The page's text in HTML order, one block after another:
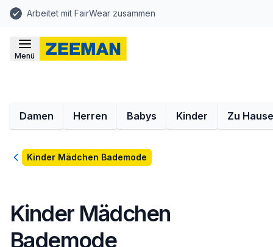
Arbeitet mit FairWear zusammen
Menü
Damen Herren Babys Kinder Zu Hause
ZurückKinder Mädchen Bademode
Kinder Mädchen
Bademode